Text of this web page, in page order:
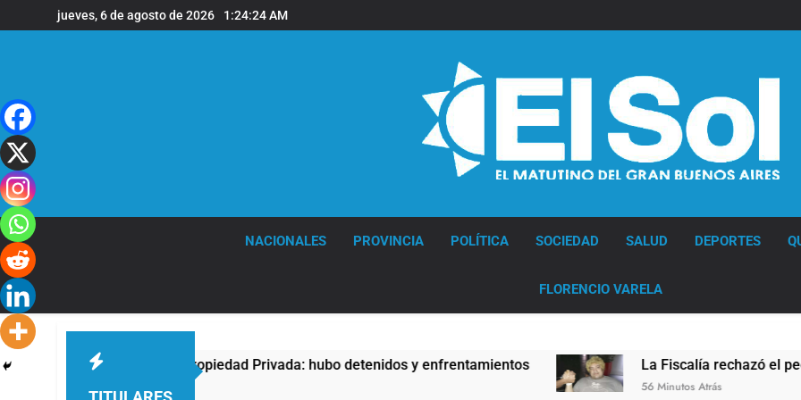
al
jueves, 6 de agosto de 2026 1:24:25 AM
NACIONALES PROVINCIA POLÍTICA SOCIEDAD SALUD DEPORTES
FLORENCIO VARELA
contra la Ley de Propiedad Privada: hubo detenidos y enfrentamientos La Fiscalía rechazó el pedido
56 Minutos Atrás